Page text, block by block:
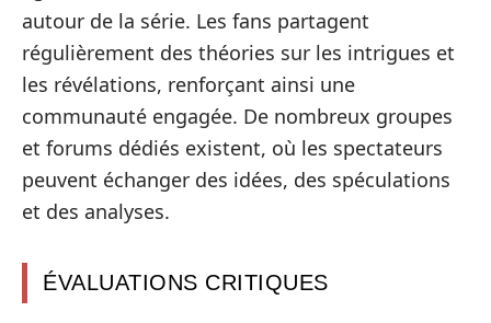
autour de la série. Les fans partagent
régulièrement des théories sur les intrigues et
les révélations, renforçant ainsi une
communauté engagée. De nombreux groupes
et forums dédiés existent, où les spectateurs
peuvent échanger des idées, des spéculations
et des analyses.
ÉVALUATIONS CRITIQUES